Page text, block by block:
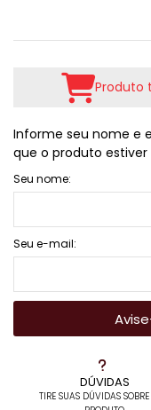
DÚVIDAS
TIRE SUAS DÚVIDAS SOBRE
Produto
Informe seu nome e
que o produto estiver
Seu nome:
Seu e-mail: